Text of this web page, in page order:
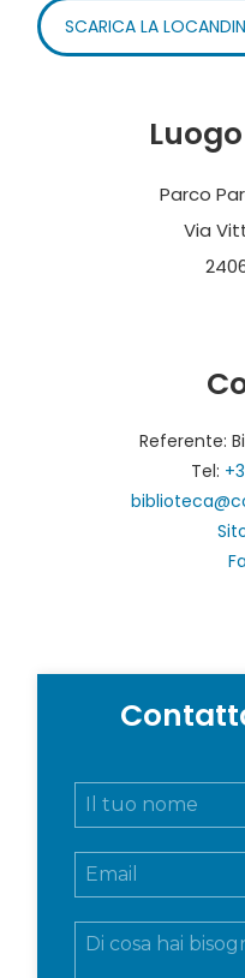
SCARICA LA
Parco
Via
Referente:
Tel:
N
E
m
M